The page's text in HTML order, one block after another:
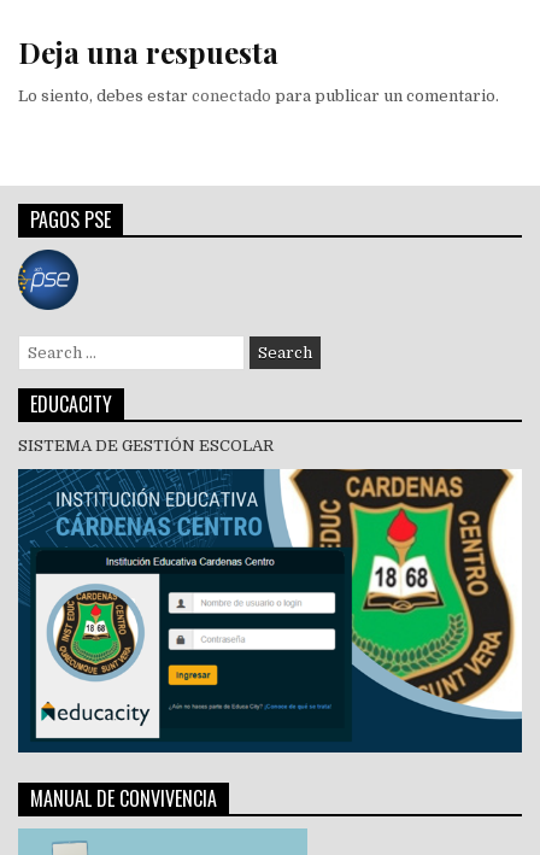
Deja una respuesta
Lo siento, debes estar conectado para publicar un comentario.
PAGOS PSE
Search
for:
EDUCACITY
SISTEMA DE GESTIÓN ESCOLAR
MANUAL DE CONVIVENCIA